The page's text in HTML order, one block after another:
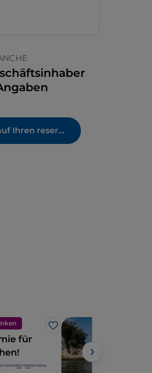
Greifen Sie jetzt auf Ihren reservierten Bereich zu
Like
für